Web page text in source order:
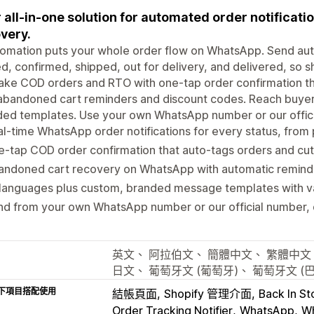
all-in-one solution for automated order
puts your whole order flow on WhatsApp. Send
confirmed, shipped, out for delivery, and delivered, so
COD orders and RTO with one-tap order confirmation
cart reminders and discount codes. Reach
templates. Use your own WhatsApp number or our
time WhatsApp order notifications for every status, from
tap COD order confirmation that auto-tags orders and
cart recovery on WhatsApp with automatic
plus custom, branded message templates with
from your own WhatsApp number or our official number,
英文、 阿拉伯文、 簡體中文、 繁體中
日文、 葡萄牙文 (葡萄牙)、 葡萄牙文 (
項目搭配使用 結帳頁面 Shopify 管理介面 Back In
Order Tracking Notifier WhatsApp